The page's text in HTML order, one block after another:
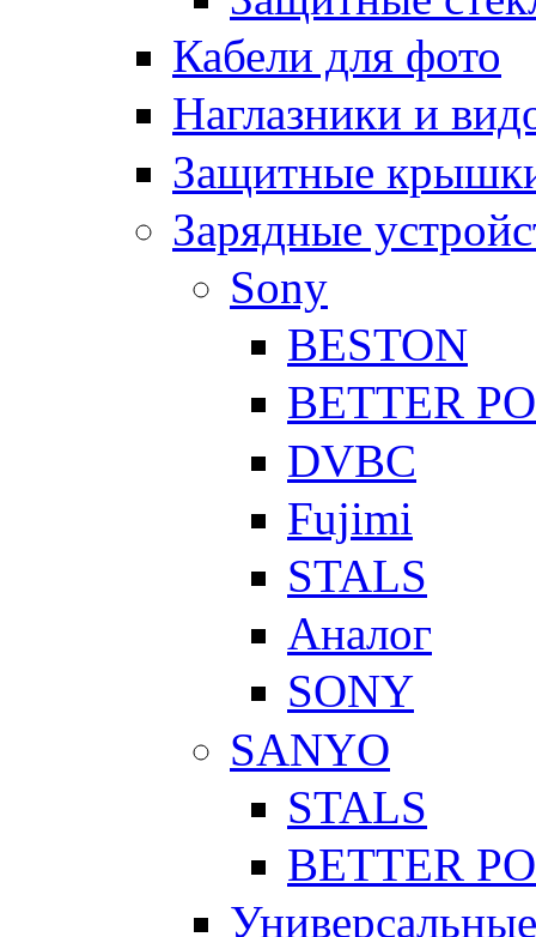
Кабели для фото
Наглазники и
Защитные
Зарядные
Sony
BESTON
BETTER
DVBC
Fujimi
STALS
Аналог
SONY
SANYO
STALS
BETTER
Универсальные